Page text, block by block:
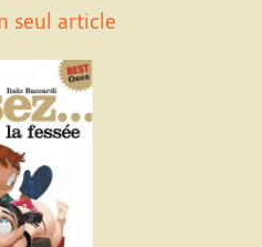
seul article